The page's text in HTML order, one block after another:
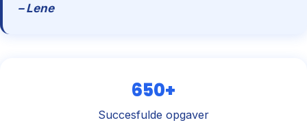
– Lene
650+
Succesfulde opgaver